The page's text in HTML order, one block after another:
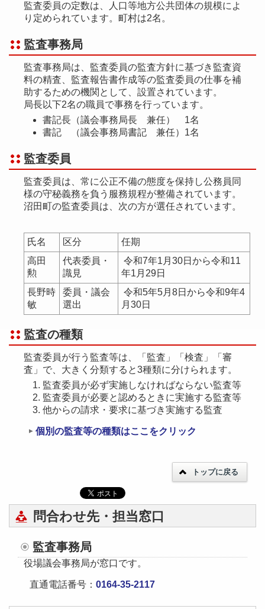
監査委員の定数は、人口等地方公共団体の規模によ
り定められています。町村は2名。
監査事務局
監査事務局は、監査委員の監査方針に基づき監査資
料の精査、監査報告書作成等の監査委員の仕事を補
助するための機関として、設置されています。
局長以下2名の職員で事務を行っています。
書記長（議会事務局長 兼任） 1名
書記 （議会事務局書記 兼任）1名
監査委員
監査委員は、常に公正不備の態度を保持し公務員同
様の守秘義務を負う服務規程が整備されています。
沼田町の監査委員は、次の方が選任されています。
氏名 区分
任期
高田
勲
代表委員・
識見
令和7年1月30日から令和11
年1月29日
長野時
敏
委員・議会
選出
令和5年5月8日から令和9年4
月30日
監査の種類
監査委員が行う監査等は、「監査」「検査」「審
査」で、大きく分類すると3種類に分けられます。
監査委員が必ず実施しなければならない監査等
監査委員が必要と認めるときに実施する監査等
他からの請求・要求に基づき実施する監査
個別の監査等の種類はここをクリック
トップに戻る
問合わせ先・担当窓口
監査事務局
役場議会事務局が窓口です。
直通電話番号： 0164-35-2117